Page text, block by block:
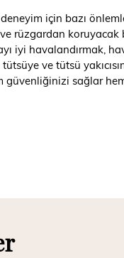
için bazı
ve rüzgardan
iyi havalandırmak,
ve tütsü
sağlar